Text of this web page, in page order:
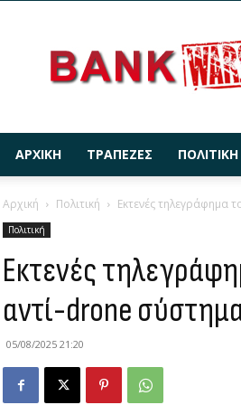
ΑΡΧΙΚΉ ΤΡΆΠΕΖΕΣ ΠΟΛΙΤΙΚΉ
Αρχική Πολιτική Εκτενές τηλεγράφημα
Πολιτική
Εκτενές
αντί-drone
05/08/2025 21:20